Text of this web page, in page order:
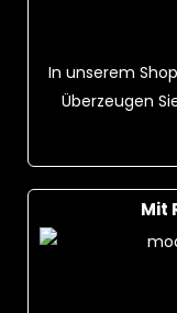
In unserem
Überzeugen
Mit